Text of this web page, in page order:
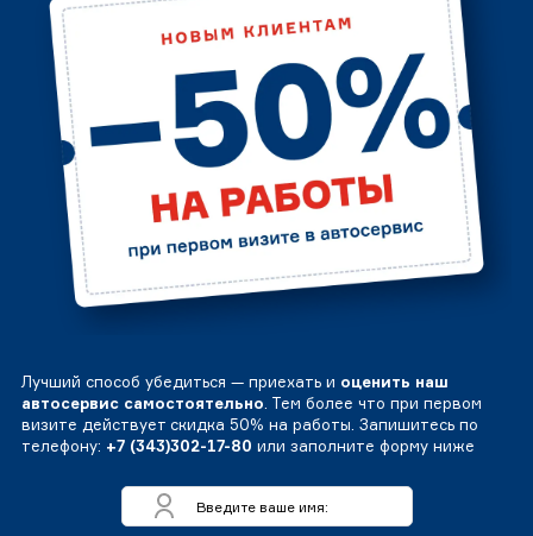
Лучший способ убедиться — приехать и оценить наш
автосервис самостоятельно. Тем более что при первом
визите действует скидка 50% на работы. Запишитесь по
телефону: +7 (343)302-17-80 или заполните форму ниже